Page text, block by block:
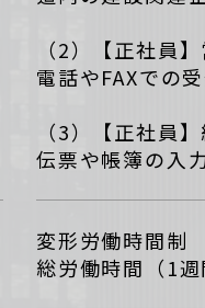
（2）【正社員
電話やFAXでの
（3）【正社員
伝票や帳簿の入
変形労働時間制
総労働時間（1